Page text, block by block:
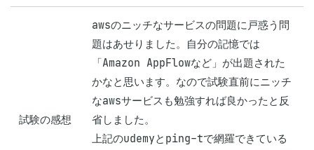
試験の感想
awsのニッチなサービスの問題に戸惑う問
題はあせりました。自分の記憶では
「Amazon AppFlowなど」が出題された
かなと思います。なので試験直前にニッチ
なawsサービスも勉強すれば良かったと反
省しました。
上記のudemyとping-tで網羅できている